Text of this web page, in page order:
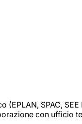
SPAC,
con ufficio